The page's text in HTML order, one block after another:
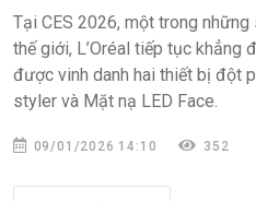
Tại CES 2026, một trong
thế giới, L’Oréal tiếp tục khẳng
được vinh danh hai thiết bị đột
styler và Mặt nạ LED Face.
09/01/2026 14:10 352